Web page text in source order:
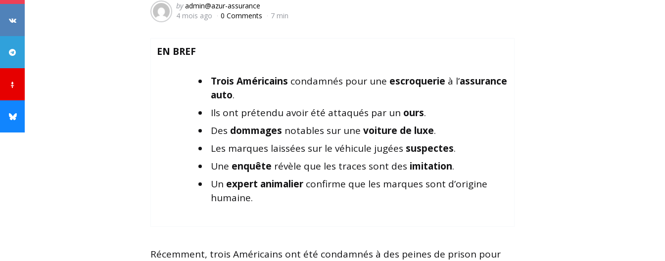
Posted
by
by admin@azur-assurance
4 mois ago
0 Comments 7 min
EN BREF
Trois Américains condamnés pour une escroquerie à l’assurance
auto.
Ils ont prétendu avoir été attaqués par un ours.
Des dommages notables sur une voiture de luxe.
Les marques laissées sur le véhicule jugées suspectes.
Une enquête révèle que les traces sont des imitation.
Un expert animalier confirme que les marques sont d’origine
humaine.
Récemment, trois Américains ont été condamnés à des peines de prison pour